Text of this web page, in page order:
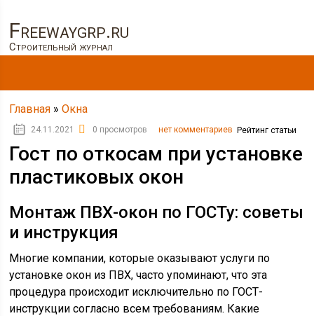
Freewaygrp.ru
Строительный журнал
Главная »Окна
24.11.2021 0 просмотров нет комментариев Рейтинг статьи
Гост по откосам при установке
пластиковых окон
Монтаж ПВХ-окон по ГОСТу: советы
и инструкция
Многие компании, которые оказывают услуги по
установке окон из ПВХ, часто упоминают, что эта
процедура происходит исключительно по ГОСТ-
инструкции согласно всем требованиям. Какие